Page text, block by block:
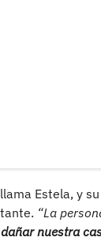
Estela, y
“La
nuestra